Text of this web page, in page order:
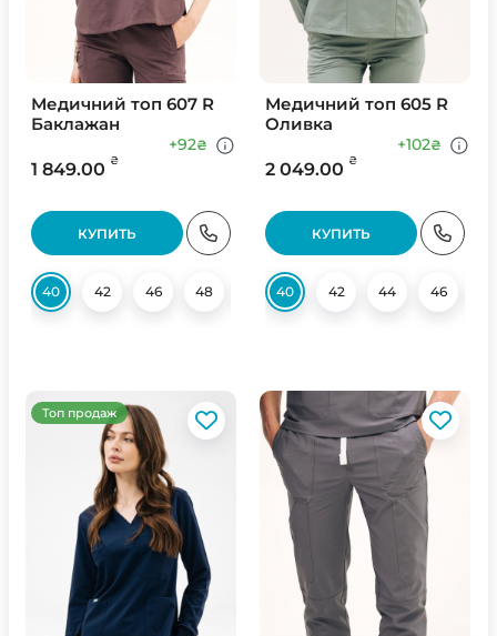
Медичний топ 607 R
Баклажан
1 849.00 ₴
+92₴
КУПИТЬ
40 42 46 48 52
Медичний топ 605 R
Оливка
2 049.00 ₴
+102₴
КУПИТЬ
40 42 44 46
Топ продаж